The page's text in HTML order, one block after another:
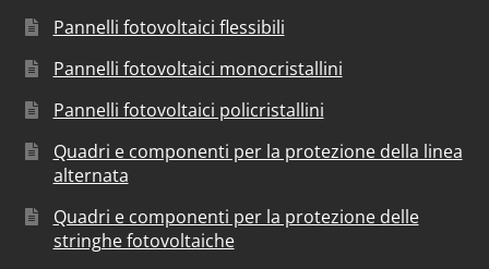
Pannelli fotovoltaici flessibili
Pannelli fotovoltaici monocristallini
Pannelli fotovoltaici policristallini
Quadri e componenti per la protezione della linea
alternata
Quadri e componenti per la protezione delle
stringhe fotovoltaiche